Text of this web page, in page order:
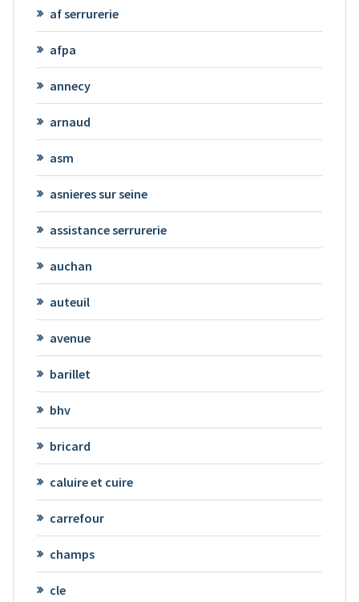
af serrurerie
afpa
annecy
arnaud
asm
asnieres sur seine
assistance serrurerie
auchan
auteuil
avenue
barillet
bhv
bricard
caluire et cuire
carrefour
champs
cle